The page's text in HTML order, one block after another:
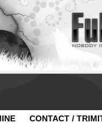
CONTACT /